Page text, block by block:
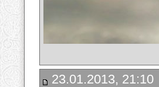
23.01.2013, 21:10